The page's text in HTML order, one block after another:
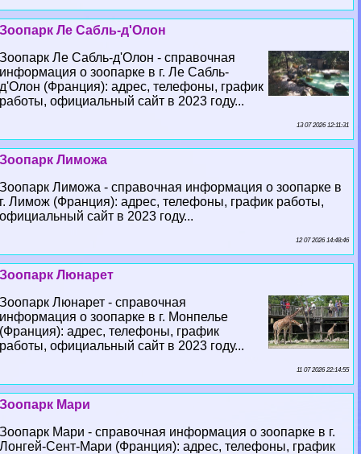
Зоопарк Ле Сабль-д'Олон
Зоопарк Ле Сабль-д'Олон - справочная
информация о зоопарке в г. Ле Сабль-
д'Олон (Франция): адрес, телефоны, график
работы, официальный сайт в 2023 году...
13 07 2026 12:11:31
Зоопарк Лиможа
Зоопарк Лиможа - справочная информация о зоопарке в
г. Лимож (Франция): адрес, телефоны, график работы,
официальный сайт в 2023 году...
12 07 2026 14:48:46
Зоопарк Люнарет
Зоопарк Люнарет - справочная
информация о зоопарке в г. Монпелье
(Франция): адрес, телефоны, график
работы, официальный сайт в 2023 году...
11 07 2026 22:14:55
Зоопарк Мари
Зоопарк Мари - справочная информация о зоопарке в г.
Лонгeй-Сент-Мари (Франция): адрес, телефоны, график